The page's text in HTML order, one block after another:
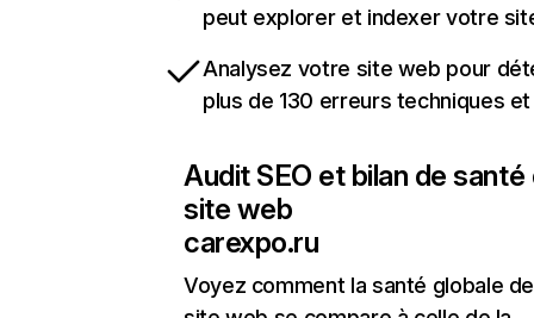
peut explorer et indexer votre
Analysez votre site web pour
plus de 130 erreurs techniques et
Audit SEO et bilan de santé
site web
carexpo.ru
Voyez comment la santé globale